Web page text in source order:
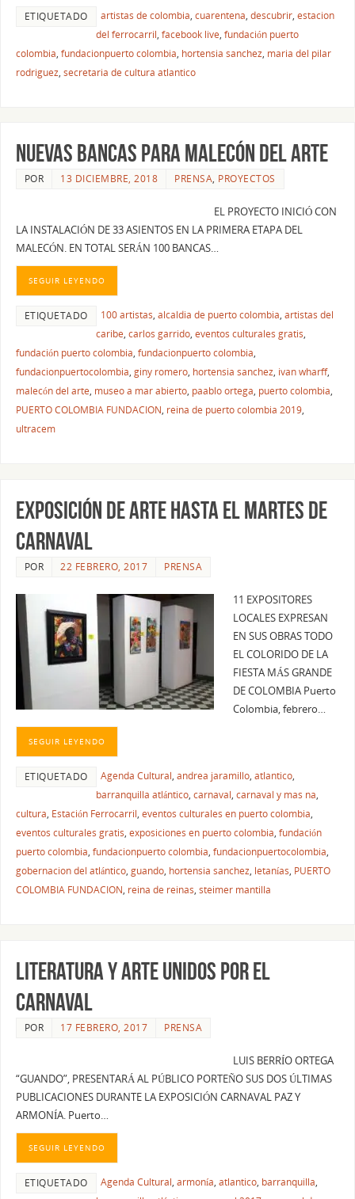
ETIQUETADO artistas de colombia, cuarentena, descubrir, estacion
del ferrocarril, facebook live, fundación puerto
colombia, fundacionpuerto colombia, hortensia sanchez, maria del pilar
rodriguez, secretaria de cultura atlantico
NUEVAS BANCAS PARA MALECÓN DEL ARTE
POR 13 DICIEMBRE, 2018 PRENSA, PROYECTOS
EL PROYECTO INICIÓ CON
LA INSTALACIÓN DE 33 ASIENTOS EN LA PRIMERA ETAPA DEL
MALECÓN. EN TOTAL SERÁN 100 BANCAS…
SEGUIR LEYENDO
ETIQUETADO 100 artistas, alcaldia de puerto colombia, artistas del
caribe, carlos garrido, eventos culturales gratis,
fundación puerto colombia, fundacionpuerto colombia,
fundacionpuertocolombia, giny romero, hortensia sanchez, ivan wharff,
malecón del arte, museo a mar abierto, paablo ortega, puerto colombia,
PUERTO COLOMBIA FUNDACION, reina de puerto colombia 2019,
ultracem
EXPOSICIÓN DE ARTE HASTA EL MARTES DE
CARNAVAL
POR 22 FEBRERO, 2017 PRENSA
11 EXPOSITORES
LOCALES EXPRESAN
EN SUS OBRAS TODO
EL COLORIDO DE LA
FIESTA MÁS GRANDE
DE COLOMBIA Puerto
Colombia, febrero…
SEGUIR LEYENDO
ETIQUETADO Agenda Cultural, andrea jaramillo, atlantico,
barranquilla atlántico, carnaval, carnaval y mas na,
cultura, Estación Ferrocarril, eventos culturales en puerto colombia,
eventos culturales gratis, exposiciones en puerto colombia, fundación
puerto colombia, fundacionpuerto colombia, fundacionpuertocolombia,
gobernacion del atlántico, guando, hortensia sanchez, letanías, PUERTO
COLOMBIA FUNDACION, reina de reinas, steimer mantilla
LITERATURA Y ARTE UNIDOS POR EL
CARNAVAL
POR 17 FEBRERO, 2017 PRENSA
LUIS BERRÍO ORTEGA
“GUANDO”, PRESENTARÁ AL PÚBLICO PORTEÑO SUS DOS ÚLTIMAS
PUBLICACIONES DURANTE LA EXPOSICIÓN CARNAVAL PAZ Y
ARMONÍA. Puerto…
SEGUIR LEYENDO
ETIQUETADO Agenda Cultural, armonía, atlantico, barranquilla,